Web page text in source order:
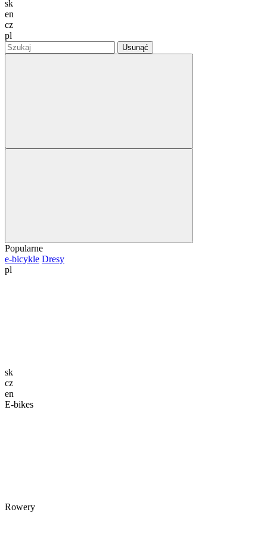
sk
en
cz
pl
Usunąć
Popularne
e-bicykle Dresy
pl
sk
cz
en
E-bikes
Rowery